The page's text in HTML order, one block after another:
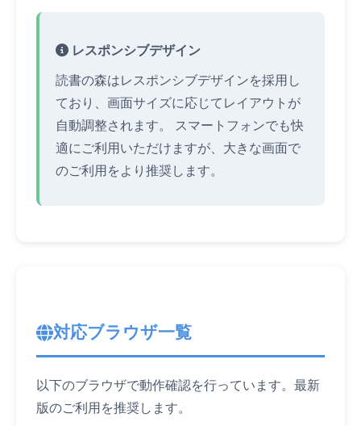
レスポンシブデザイン
読書の森はレスポンシブデザインを採用し
ており、画面サイズに応じてレイアウトが
自動調整されます。 スマートフォンでも快
適にご利用いただけますが、大きな画面で
のご利用をより推奨します。
対応ブラウザ一覧
以下のブラウザで動作確認を行っています。最新
版のご利用を推奨します。